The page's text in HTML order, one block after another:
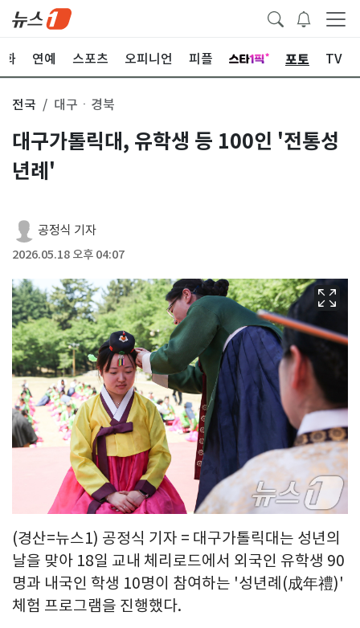
화 연예 스포츠 오피니언 피플 포토 TV
전국 대구ㆍ경북
대구가톨릭대, 유학생 등 100인 '전통성
년례'
공정식 기자
2026.05.18 오후 04:07
(경산=뉴스1) 공정식 기자 = 대구가톨릭대는 성년의
날을 맞아 18일 교내 체리로드에서 외국인 유학생 90
명과 내국인 학생 10명이 참여하는 '성년례(成年禮)'
체험 프로그램을 진행했다.